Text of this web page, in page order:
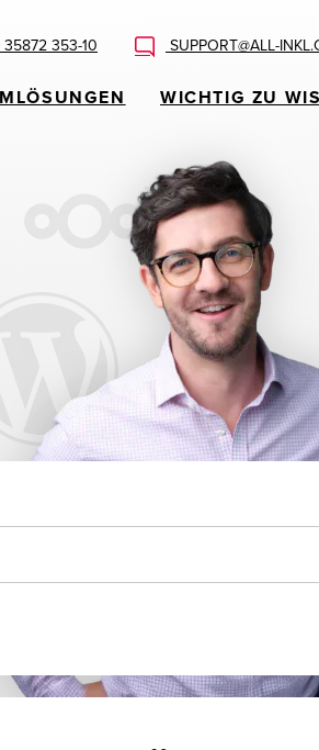
35872 353-10 SUPPORT@ALL-
WICHTIG ZU